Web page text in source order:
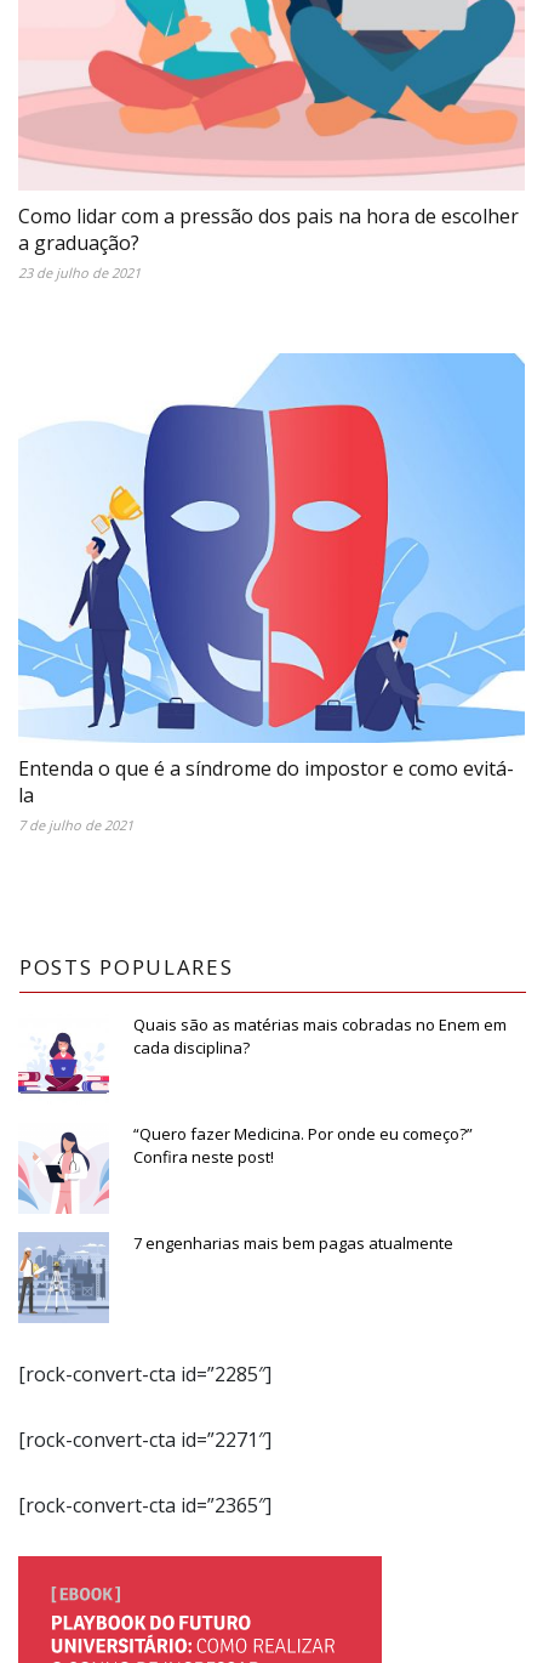
Como lidar com a pressão dos pais na hora de escolher
a graduação?
23 de julho de 2021
Entenda o que é a síndrome do impostor e como evitá-
la
7 de julho de 2021
POSTS POPULARES
Quais são as matérias mais cobradas no Enem em
cada disciplina?
“Quero fazer Medicina. Por onde eu começo?”
Confira neste post!
7 engenharias mais bem pagas atualmente
[rock-convert-cta id=”2285″]
[rock-convert-cta id=”2271″]
[rock-convert-cta id=”2365″]